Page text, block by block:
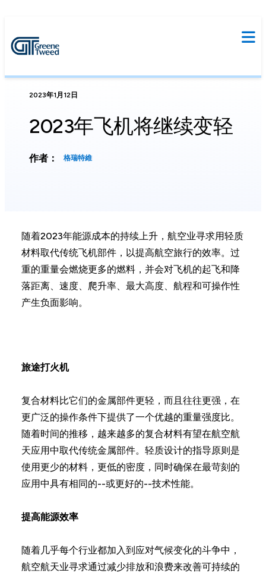
2023年1月12日
2023年飞机将继续变轻
作者： 格瑞特維
随着2023年能源成本的持续上升，航空业寻求用轻质
材料取代传统飞机部件，以提高航空旅行的效率。过
重的重量会燃烧更多的燃料，并会对飞机的起飞和降
落距离、速度、爬升率、最大高度、航程和可操作性
产生负面影响。
旅途打火机
复合材料比它们的金属部件更轻，而且往往更强，在
更广泛的操作条件下提供了一个优越的重量强度比。
随着时间的推移，越来越多的复合材料有望在航空航
天应用中取代传统金属部件。轻质设计的指导原则是
使用更少的材料，更低的密度，同时确保在最苛刻的
应用中具有相同的--或更好的--技术性能。
提高能源效率
随着几乎每个行业都加入到应对气候变化的斗争中，
航空航天业寻求通过减少排放和浪费来改善可持续的